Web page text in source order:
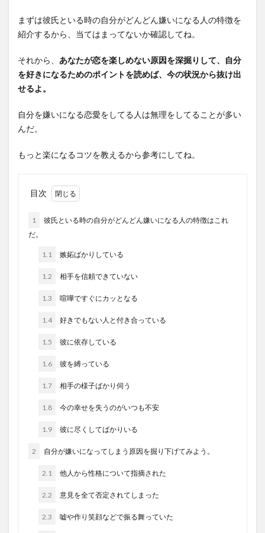
まずは彼氏といる時の自分がどんどん嫌いになる人の特徴を
紹介するから、当てはまってないか確認してね。
それから、 あなたが恋を楽しめない原因を深掘りして、自分
を好きになるためのポイントを読めば、今の状況から抜け出
せるよ。
自分を嫌いになる恋愛をしてる人は無理をしてることが多い
んだ。
もっと楽になるコツを教えるから参考にしてね。
目次
1
彼氏といる時の自分がどんどん嫌いになる人の特徴はこれ
だ。
1.1 嫉妬ばかりしている
1.2 相手を信頼できていない
1.3 喧嘩ですぐにカッとなる
1.4 好きでもない人と付き合っている
1.5 彼に依存している
1.6 彼を縛っている
1.7 相手の様子ばかり伺う
1.8 今の幸せを失うのがいつも不安
1.9 彼に尽くしてばかりいる
2 自分が嫌いになってしまう原因を掘り下げてみよう。
2.1 他人から性格について指摘された
2.2 意見を全て否定されてしまった
2.3 嘘や作り笑顔などで振る舞っていた